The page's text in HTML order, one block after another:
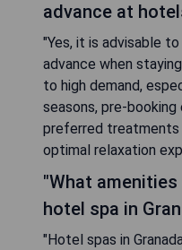
advance at
"Yes, it is advisable
advance when
to high demand,
seasons, pre-
preferred
optimal relaxation
"What
hotel spa in
"Hotel spas in